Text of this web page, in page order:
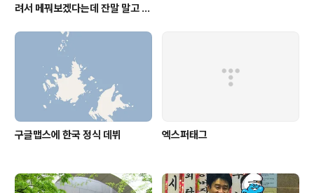
려서 메꿔보겠다는데 잔말 말고 탈
구글맵스에 한국 정식 데뷔 엑스퍼태그